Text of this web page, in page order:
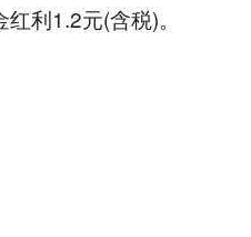
利1.2元(含税)。